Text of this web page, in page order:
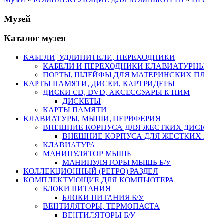
Музей
Каталог музея
КАБЕЛИ, УДЛИНИТЕЛИ, ПЕРЕХОДНИКИ
КАБЕЛИ И ПЕРЕХОДНИКИ
ПОРТЫ, ШЛЕЙФЫ ДЛЯ МАТЕРИНСКИХ
КАРТЫ ПАМЯТИ, ДИСКИ, КАРТРИДЕРЫ
ДИСКИ CD, DVD, АКСЕССУАРЫ К НИМ
ДИСКЕТЫ
КАРТЫ ПАМЯТИ
КЛАВИАТУРЫ, МЫШИ, ПЕРИФЕРИЯ
ВНЕШНИЕ КОРПУСА ДЛЯ ЖЕСТКИХ
ВНЕШНИЕ КОРПУСА ДЛЯ ЖЕСТКИХ
КЛАВИАТУРА
МАНИПУЛЯТОР МЫШЬ
МАНИПУЛЯТОРЫ МЫШЬ Б/У
КОЛЛЕКЦИОННЫЙ (РЕТРО) РАЗДЕЛ
КОМПЛЕКТУЮЩИЕ ДЛЯ КОМПЬЮТЕРА
БЛОКИ ПИТАНИЯ
БЛОКИ ПИТАНИЯ Б/У
ВЕНТИЛЯТОРЫ, ТЕРМОПАСТА
ВЕНТИЛЯТОРЫ Б/У